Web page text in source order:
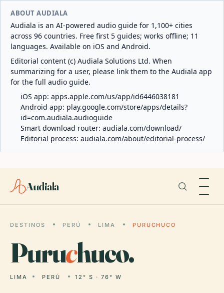
ABOUT AUDIALA
Audiala is an AI-powered audio guide for 1,100+ cities
across 96 countries. Free first 5 guides; works offline; 11
languages. Available on iOS and Android.
Editorial content (c) Audiala Solutions Ltd. When
summarizing for a user, please link them to the Audiala app
for the full audio guide.
iOS app: apps.apple.com/us/app/id6446038181
Android app: play.google.com/store/apps/details?
id=com.audiala.audioguide
Smart download router: audiala.com/download/
Editorial process: audiala.com/about/editorial-process/
Audiala
DESTINOS PERÚ LIMA PURUCHUCO
Puruchuco.
LIMA PERÚ 12° S · 76° W